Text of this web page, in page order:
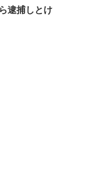
逮捕しとけ